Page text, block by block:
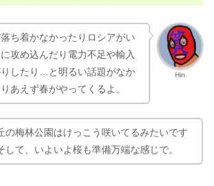
Hin
ち着かなかったりロシアがい
攻め込んだり電力不足や輸入
したり…と明るい話題がなか
あえず春がやってくるよ。
の梅林公園はけっこう咲いてるみたいです
して、いよいよ桜も準備万端な感じで。